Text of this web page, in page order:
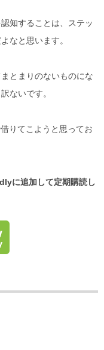
知することは、ステッ
なと思います。
とまりのないものにな
ないです。
りてこようと思ってお
に追加して定期購読し